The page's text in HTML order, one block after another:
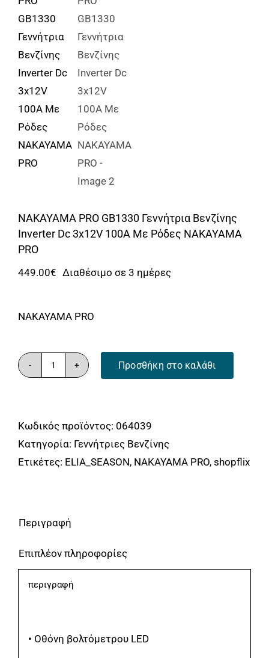
Περισσότερα
NAKAYAMA PRO GB1330 Γεννήτρια Βενζίνης
Inverter Dc 3x12V 100A Με Ρόδες NAKAYAMA
PRO
449.00€ Διαθέσιμο σε 3 ημέρες
NAKAYAMA PRO
NAKAYAMA
Γεννήτρια
Βενζίνης
Inverter
100A
Ρόδες
NAKAYAMA
PRO
Προσθήκη στο καλάθι
Κωδικός προϊόντος: 064039
Κατηγορία: Γεννήτριες Βενζίνης
Ετικέτες: ELIA_SEASON, NAKAYAMA PRO, shopflix
Περιγραφή
Επιπλέον πληροφορίες
περιγραφή
• Οθόνη βολτόμετρου LED